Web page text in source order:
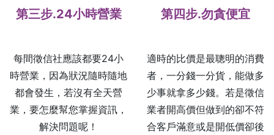
第三步.24小時營業
每間徵信社應該都要24小
時營業，因為狀況隨時隨地
都會發生，若沒有全天營
業，要怎麼幫您掌握資訊，
解決問題呢！
第四步.勿貪便宜
適時的比價是最聰明的消費
者，一分錢一分貨，能做多
少事就拿多少錢。若是徵信
業者開高價但做到的卻不符
合客戶滿意或是開低價卻後